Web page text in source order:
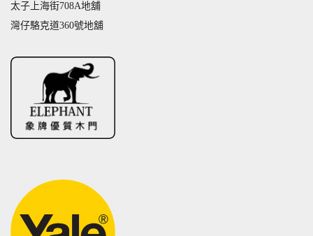
太子上海街708A地舖
灣仔駱克道360號地舖